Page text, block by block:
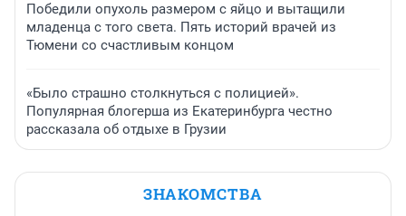
Победили опухоль размером с яйцо и вытащили
младенца с того света. Пять историй врачей из
Тюмени со счастливым концом
«Было страшно столкнуться с полицией».
Популярная блогерша из Екатеринбурга честно
рассказала об отдыхе в Грузии
ЗНАКОМСТВА